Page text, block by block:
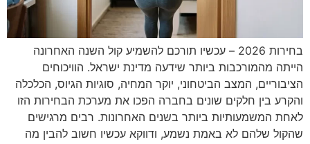
בחירות 2026 – עכשיו תורכם להשמיע קול השנה האחרונה
הייתה מהמורכבות ביותר שידעה מדינת ישראל. הוויכוחים
הציבוריים, המצב הביטחוני, יוקר המחיה, סוגיות הגיוס, הכלכלה
והקרע בין חלקים שונים בחברה הפכו את מערכת הבחירות הזו
לאחת המשמעותיות ביותר בשנים האחרונות. רבים מרגישים
שהקול שלהם לא באמת נשמע, ודווקא עכשיו חשוב להבין מה